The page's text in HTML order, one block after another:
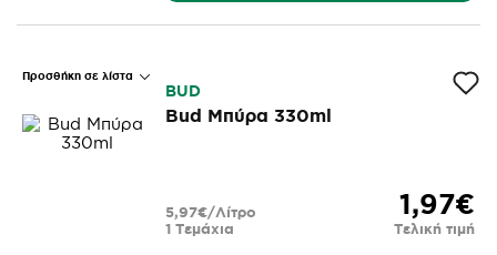
Προσθήκη σε λίστα
BUD
Bud Μπύρα 330ml
1,97€
Τελική τιμή
1 Τεμάχια
5,97€/Λίτρο